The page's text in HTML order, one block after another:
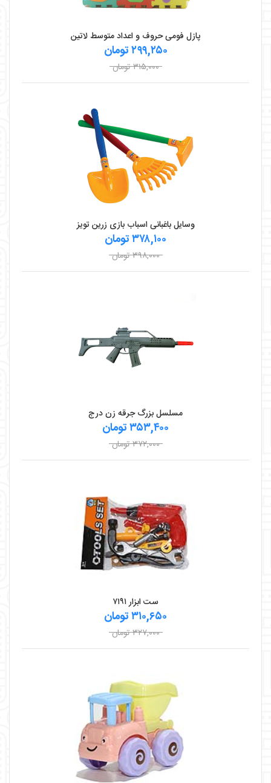
پازل فومی حروف و اعداد متوسط لاتین
۲۹۹,۲۵۰ تومان
۳۱۵,۰۰۰ تومان
وسایل باغبانی اسباب بازی زرین تویز
۳۷۸,۱۰۰ تومان
۳۹۸,۰۰۰ تومان
مسلسل بزرگ جرقه زن درج
۳۵۳,۴۰۰ تومان
۳۷۲,۰۰۰ تومان
ست ابزار ۷۱۹۱
۳۱۰,۶۵۰ تومان
۳۲۷,۰۰۰ تومان